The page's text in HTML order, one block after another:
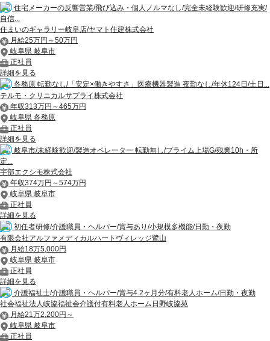
住宅メーカーの反響営業/飛び込み・個人ノルマなし/完全未経験歓迎/研修充実/
自信...
住まいのギャラリー岐阜店/ヤマト住建株式会社
月給25万円～50万円
岐阜県 岐阜市
正社員
詳細を見る
各務原 転勤なし/「安定×働きやすさ」医療機器製造 夜勤なし/年休124日/土日...
テルモ・クリニカルサプライ株式会社
年収313万円～465万円
岐阜県 各務原
正社員
詳細を見る
岐阜市/未経験歓迎/製造オペレーター 転勤無し/プライム上場G/残業10h・所
定...
宇部エクシモ株式会社
年収374万円～574万円
岐阜県 岐阜市
正社員
詳細を見る
初任者研修/介護職員・ヘルパー/賞与あり/小規模多機能/日勤・夜勤
有限会社アルファメディカルハートヴィレッジ鷺山
月給18万5,000円
岐阜県 岐阜市
正社員
詳細を見る
介護福祉士/介護職員・ヘルパー/賞与4.2ヶ月分/有料老人ホーム/日勤・夜勤
社会福祉法人岐協福祉会介護付有料老人ホーム日野岐協苑
月給21万2,200円～
岐阜県 岐阜市
正社員